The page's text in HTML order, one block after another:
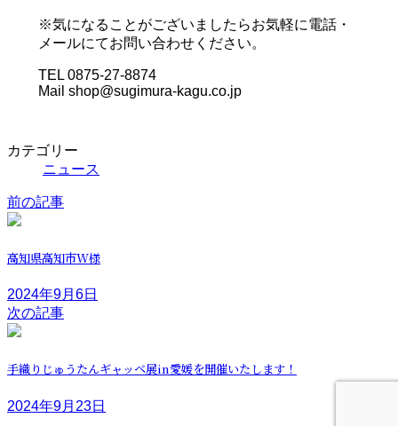
※気になることがございましたらお気軽に電話・
メールにてお問い合わせください。
TEL 0875-27-8874
Mail shop@sugimura-kagu.co.jp
カテゴリー
ニュース
前の記事
高知県高知市W様
2024年9月6日
次の記事
手織りじゅうたんギャッベ展in愛媛を開催いたします！
2024年9月23日